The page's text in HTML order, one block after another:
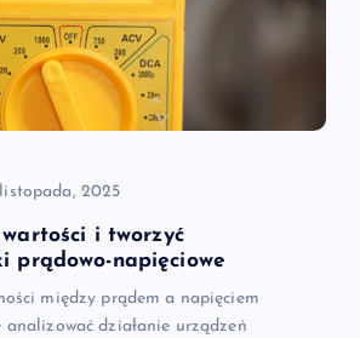
2025
i tworzyć
prądowo-napięciowe
między prądem a napięciem
analizować działanie urządzeń